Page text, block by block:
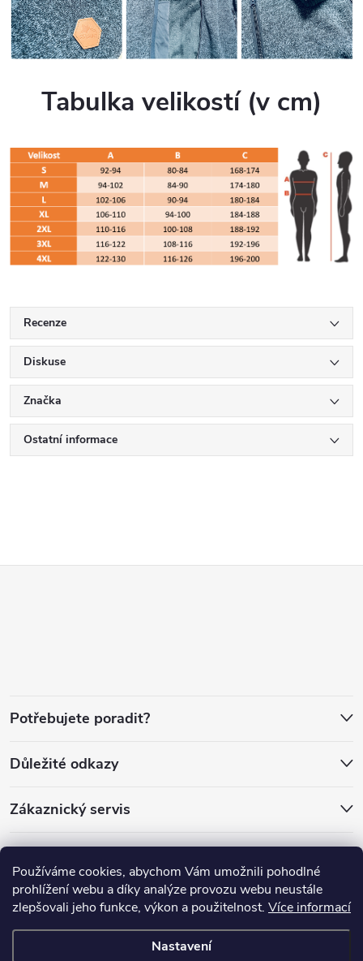
Používáme cookies, abychom Vám umožnili pohodlné
prohlížení webu a díky analýze provozu webu neustále
zlepšovali jeho funkce, výkon a použitelnost. Více informací
Nastavení
Tabulka velikostí (v cm)
Recenze
Diskuse
Značka
Ostatní informace
aPotřebujete poradit?
Důležité odkazy
Zákaznický servis